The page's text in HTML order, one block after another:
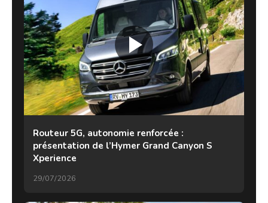
Routeur 5G, autonomie renforcée :
présentation de l’Hymer Grand Canyon S
Xperience
29/07/2026